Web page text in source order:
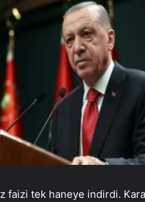
faizi tek haneye indirdi.